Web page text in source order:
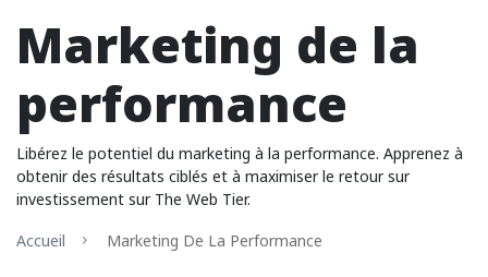
Marketing de la
performance
Libérez le potentiel du marketing à la performance. Apprenez à
obtenir des résultats ciblés et à maximiser le retour sur
investissement sur The Web Tier.
Accueil
Marketing De La Performance